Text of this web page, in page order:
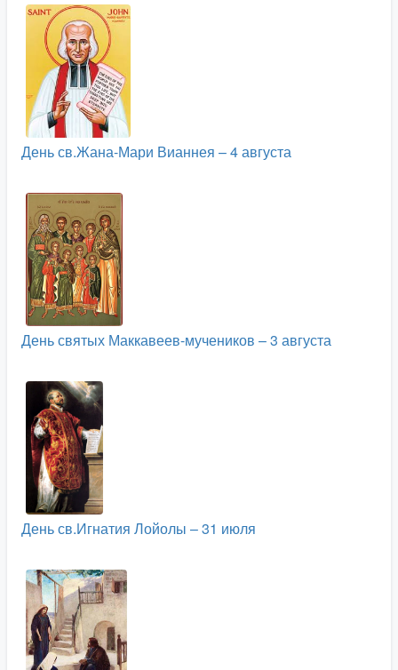
День св.Жана-Мари Вианнея – 4 августа
День святых Маккавеев-мучеников – 3 августа
День св.Игнатия Лойолы – 31 июля